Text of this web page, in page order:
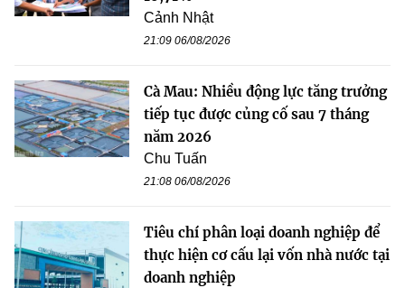
Cảnh Nhật
21:09 06/08/2026
Cà Mau: Nhiều động lực tăng trưởng
tiếp tục được củng cố sau 7 tháng
năm 2026
Chu Tuấn
21:08 06/08/2026
Tiêu chí phân loại doanh nghiệp để
thực hiện cơ cấu lại vốn nhà nước tại
doanh nghiệp